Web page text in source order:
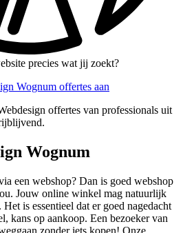
precies wat jij zoekt?
Wognum offertes aan
offertes van professionals uit
Wognum
een webshop? Dan is goed webshop
Jouw online winkel mag natuurlijk
is essentieel dat er goed nagedacht
kans op aankoop. Een bezoeker van
zonder iets kopen! Onze